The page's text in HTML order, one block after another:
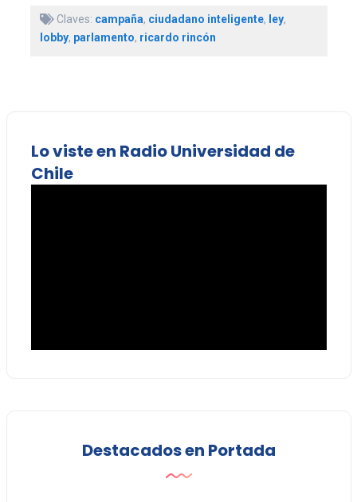
Claves: campaña, ciudadano inteligente, ley,
lobby, parlamento, ricardo rincón
Lo viste en Radio Universidad de
Chile
Destacados en Portada